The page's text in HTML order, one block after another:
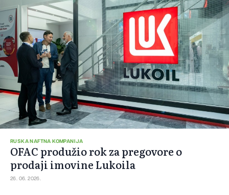
RUSKA NAFTNA KOMPANIJA
OFAC produžio rok za pregovore o
prodaji imovine Lukoila
26. 06. 2026.